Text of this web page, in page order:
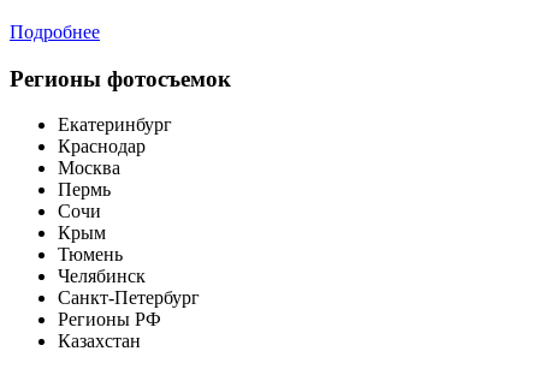
Подробнее
Регионы фотосъемок
Екатеринбург
Краснодар
Москва
Пермь
Сочи
Крым
Тюмень
Челябинск
Санкт-Петербург
Регионы РФ
Казахстан